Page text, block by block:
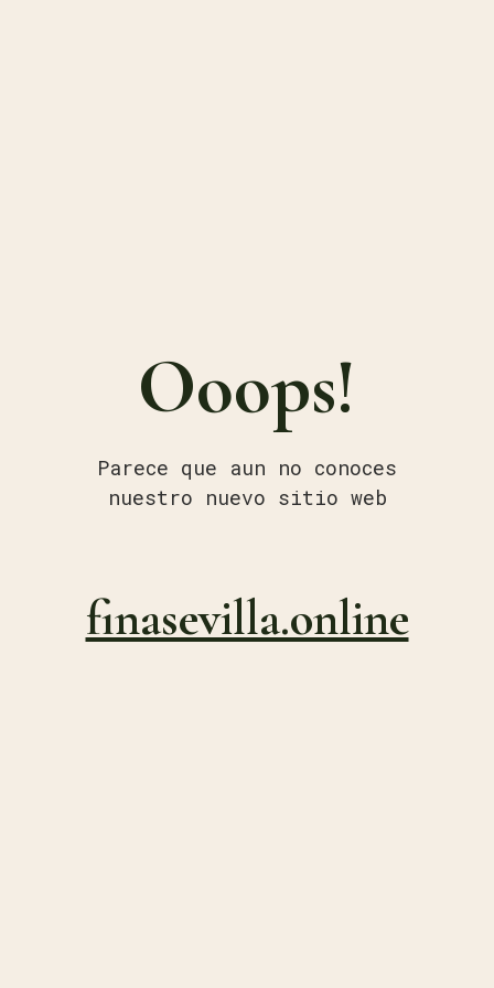
Ooops!
Parece que aun no conoces
nuestro nuevo sitio web
finasevilla.online